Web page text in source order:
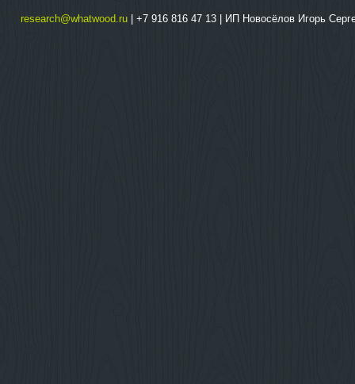
research@whatwood.ru | +7 916 816 47 13 | ИП Новосёлов Игорь